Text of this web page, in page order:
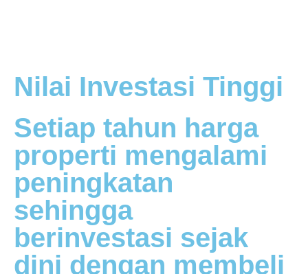
Nilai Investasi Tinggi
Setiap tahun harga
properti mengalami
peningkatan
sehingga
berinvestasi sejak
dini dengan membeli